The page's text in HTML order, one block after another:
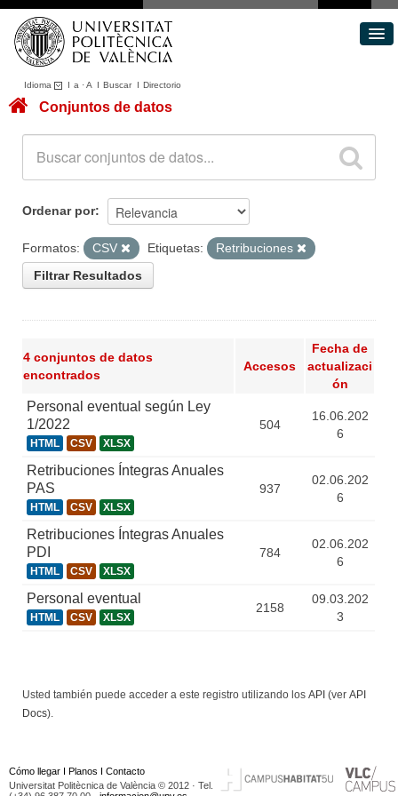
Idioma I a ·A I BuscarI Directorio
Conjuntos de datos
Acerca de
Portal de Transparencia
Conjuntos de datos
Ordenar por
Formatos: CSV Etiquetas:
Retribuciones
Filtrar Resultados
4 conjuntos de datos
encontrados
Accesos
Fecha de
actualizaci
ón
Personal eventual según Ley
1/2022
HTML CSV XLSX
504
16.06.202
6
Retribuciones Íntegras Anuales
PAS
HTML CSV XLSX
937
02.06.202
6
Retribuciones Íntegras Anuales
PDI
HTML CSV XLSX
784
02.06.202
6
Personal eventual
HTML CSV XLSX
2158
09.03.202
3
Usted también puede acceder a este registro utilizando los API (ver API
Docs).
Cómo llegar I Planos I Contacto
Universitat Politècnica de València © 2012 · Tel.